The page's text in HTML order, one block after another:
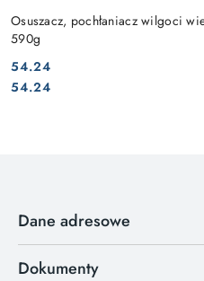
Osuszacz, pochłaniacz wilgoci
590g
Cena:
54.24
Cena:
54.24
Dane adresowe
Dokumenty